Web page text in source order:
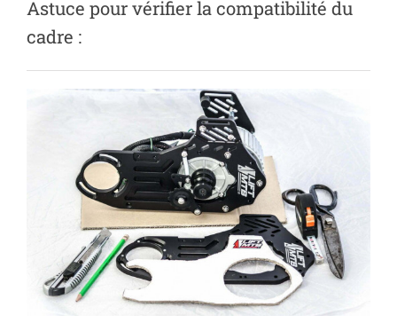
Astuce pour vérifier la compatibilité du
cadre :